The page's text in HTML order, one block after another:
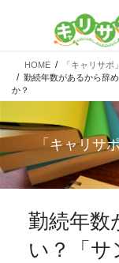
HOME
「キャリサポ
勤続年数があるから辞
か？
「キャリサ
勤続年数
い？「